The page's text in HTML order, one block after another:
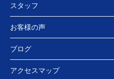
スタッフ
お客様の声
ブログ
アクセスマップ